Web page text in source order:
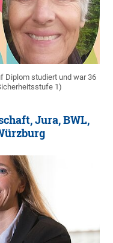
Diplom studiert und war 36
1)
Jura, BWL,